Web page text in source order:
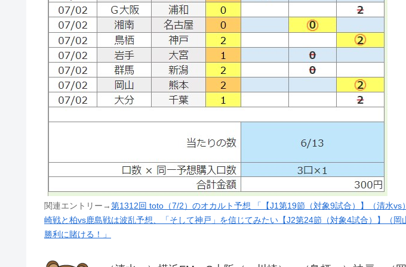
関連エントリー→ 第1312回 toto（7/2）のオカルト予想 「【J1第19節（対象9試合）】（清水vs
崎戦と柏vs鹿島戦は波乱予想、「そして神戸」を信じてみたい【J2第24節（対象4試合）】（岡
勝利に賭ける！」